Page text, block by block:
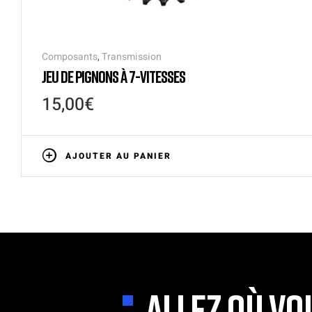
Composants,Transmission
JEU DE PIGNONS À 7-VITESSES
15,00€
AJOUTER AU PANIER